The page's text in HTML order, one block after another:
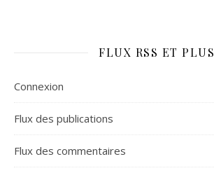
FLUX RSS ET PLUS
Connexion
Flux des publications
Flux des commentaires